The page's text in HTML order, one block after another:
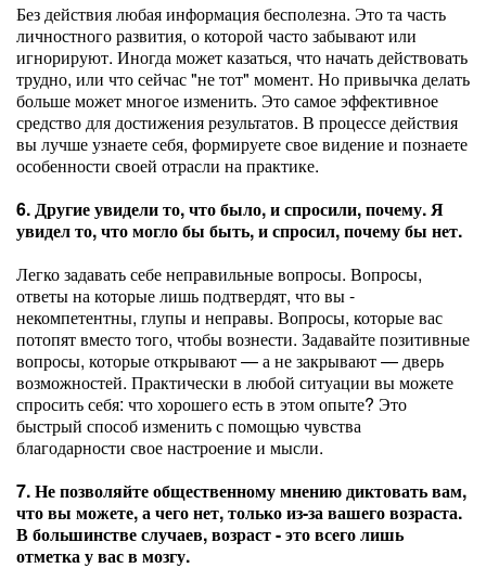
Без действия любая информация бесполезна. Это та часть
личностного развития, о которой часто забывают или
игнорируют. Иногда может казаться, что начать действовать
трудно, или что сейчас "не тот" момент. Но привычка делать
больше может многое изменить. Это самое эффективное
средство для достижения результатов. В процессе действия
вы лучше узнаете себя, формируете свое видение и познаете
особенности своей отрасли на практике.
6. Другие увидели то, что было, и спросили, почему. Я
увидел то, что могло бы быть, и спросил, почему бы нет.
Легко задавать себе неправильные вопросы. Вопросы,
ответы на которые лишь подтвердят, что вы -
некомпетентны, глупы и неправы. Вопросы, которые вас
потопят вместо того, чтобы вознести. Задавайте позитивные
вопросы, которые открывают — а не закрывают — дверь
возможностей. Практически в любой ситуации вы можете
спросить себя: что хорошего есть в этом опыте? Это
быстрый способ изменить с помощью чувства
благодарности свое настроение и мысли.
7. Не позволяйте общественному мнению диктовать вам,
что вы можете, а чего нет, только из-за вашего возраста.
В большинстве случаев, возраст - это всего лишь
отметка у вас в мозгу.